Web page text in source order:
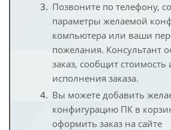
Позвоните по телефону,
параметры желаемой
компьютера или ваши
пожелания. Консультант
заказ, сообщит стоимость
исполнения заказа.
Вы можете добавить
конфигурацию ПК в
оформить заказ на сайте